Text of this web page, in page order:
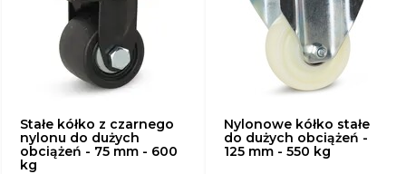
Stałe kółko z czarnego
nylonu do dużych
obciążeń - 75 mm - 600
kg
Nylonowe kółko stałe
do dużych obciążeń -
125 mm - 550 kg